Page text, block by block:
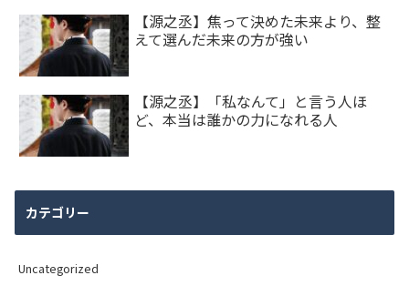
【源之丞】焦って決めた未来より、整
えて選んだ未来の方が強い
【源之丞】「私なんて」と言う人ほ
ど、本当は誰かの力になれる人
カテゴリー
Uncategorized